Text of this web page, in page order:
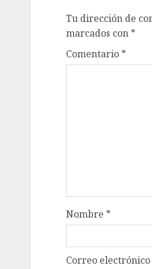
Tu dirección de
marcados con *
Comentario *
Nombre *
Correo electrónico